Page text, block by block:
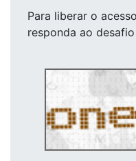
Para liberar o acesso
responda ao